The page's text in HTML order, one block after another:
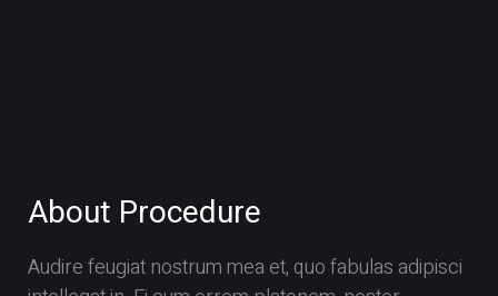
About Procedure
Audire feugiat nostrum mea et, quo fabulas adipisci